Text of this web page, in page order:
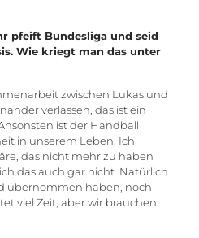
pfeift Bundesliga und seid
Wie kriegt man das unter
zwischen Lukas und
verlassen, das ist ein
ist der Handball
in unserem Leben. Ich
das nicht mehr zu haben
das auch gar nicht. Natürlich
übernommen haben, noch
viel Zeit, aber wir brauchen